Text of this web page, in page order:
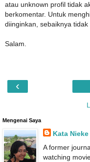
atau unknown profil tidak
berkomentar. Untuk
diinginkan, sebaiknya tidak
Salam.
‹
Mengenai Saya
Kata Nieke
A former
watching